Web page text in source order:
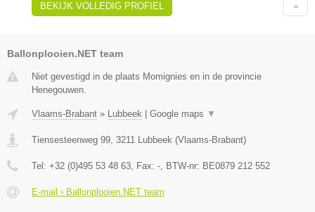
BEKIJK VOLLEDIG PROFIEL
Ballonplooien.NET team
Niet gevestigd in de plaats Momignies en in de provincie
Henegouwen.
Vlaams-Brabant » Lubbeek Google maps ▼
Tiensesteenweg 99, 3211 Lubbeek (Vlaams-Brabant)
Tel: +32 (0)495 53 48 63, Fax: -, BTW-nr: BE0879 212 552
E-mail › Ballonplooien.NET team